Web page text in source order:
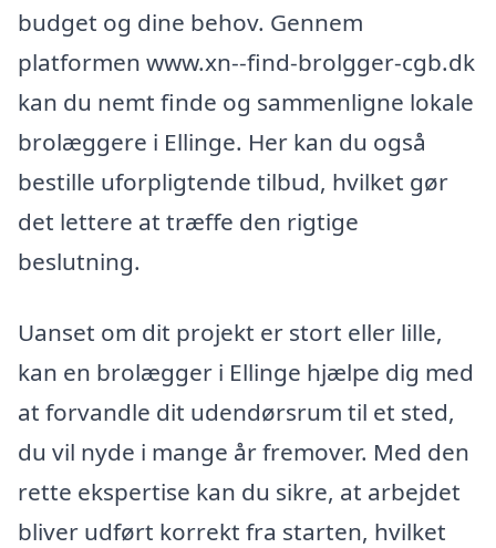
budget og dine behov. Gennem
platformen www.xn--find-brolgger-cgb.dk
kan du nemt finde og sammenligne lokale
brolæggere i Ellinge. Her kan du også
bestille uforpligtende tilbud, hvilket gør
det lettere at træffe den rigtige
beslutning.
Uanset om dit projekt er stort eller lille,
kan en brolægger i Ellinge hjælpe dig med
at forvandle dit udendørsrum til et sted,
du vil nyde i mange år fremover. Med den
rette ekspertise kan du sikre, at arbejdet
bliver udført korrekt fra starten, hvilket